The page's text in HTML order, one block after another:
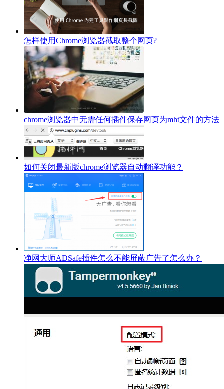
怎样使用Chrome浏览器截取整个网页?
chrome浏览器中无需任何插件保存网页为mht文件的方法
如何关闭最新版chrome浏览器自动翻译功能？
净网大师ADSafe插件怎么不能屏蔽广告了怎么办？